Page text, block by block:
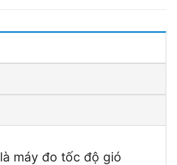
là máy đo tốc độ gió